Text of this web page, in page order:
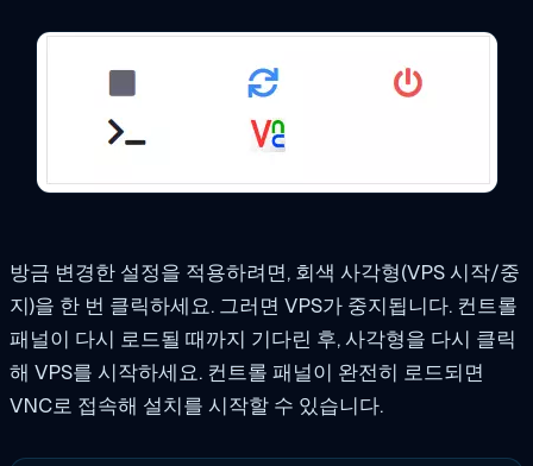
방금 변경한 설정을 적용하려면, 회색 사각형(VPS 시작/중
지)을 한 번 클릭하세요. 그러면 VPS가 중지됩니다. 컨트롤
패널이 다시 로드될 때까지 기다린 후, 사각형을 다시 클릭
해 VPS를 시작하세요. 컨트롤 패널이 완전히 로드되면
VNC로 접속해 설치를 시작할 수 있습니다.